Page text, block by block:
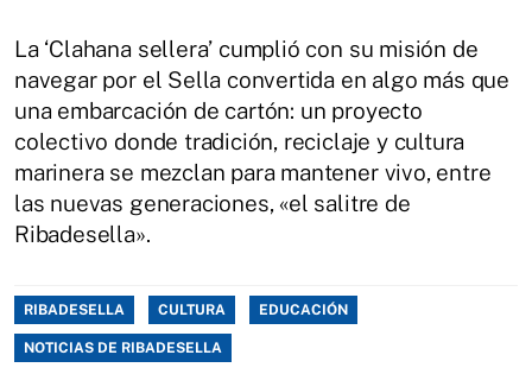
La ‘Clahana sellera’ cumplió con su misión de
navegar por el Sella convertida en algo más que
una embarcación de cartón: un proyecto
colectivo donde tradición, reciclaje y cultura
marinera se mezclan para mantener vivo, entre
las nuevas generaciones, «el salitre de
Ribadesella».
RIBADESELLA CULTURA EDUCACIÓN
NOTICIAS DE RIBADESELLA